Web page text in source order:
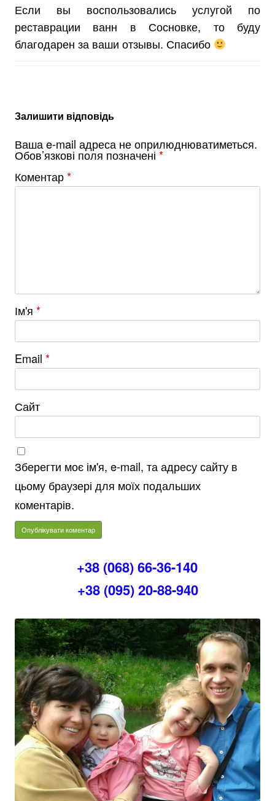
Если вы воспользовались услугой по
реставрации ванн в Сосновке, то буду
благодарен за ваши отзывы. Спасибо
Залишити відповідь
Ваша e-mail адреса не оприлюднюватиметься.
Обов’язкові поля позначені *
Коментар*
Ім'я *
Email *
Сайт
Зберегти моє ім'я, e-mail, та адресу сайту в
цьому браузері для моїх подальших
коментарів.
+38 (068) 66-36-140
+38 (095) 20-88-940